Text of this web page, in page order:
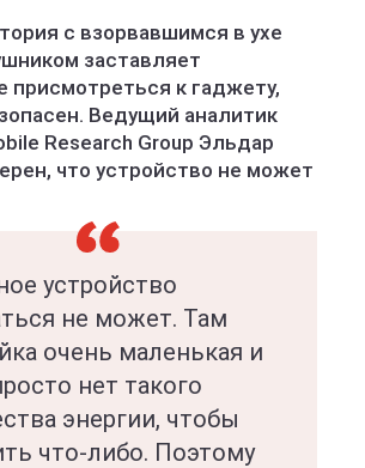
с взорвавшимся в ухе
заставляет
присмотреться к гаджету,
Ведущий аналитик
Research Group Эльдар
что устройство не может
устройство
не может. Там
очень маленькая и
нет такого
энергии, чтобы
что-либо. Поэтому